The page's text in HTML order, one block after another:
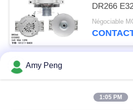
DR266
101211-
Négociable
Catégories
Amy Peng
1:05 PM